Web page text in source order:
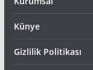
Künye
Gizlilik Politikası